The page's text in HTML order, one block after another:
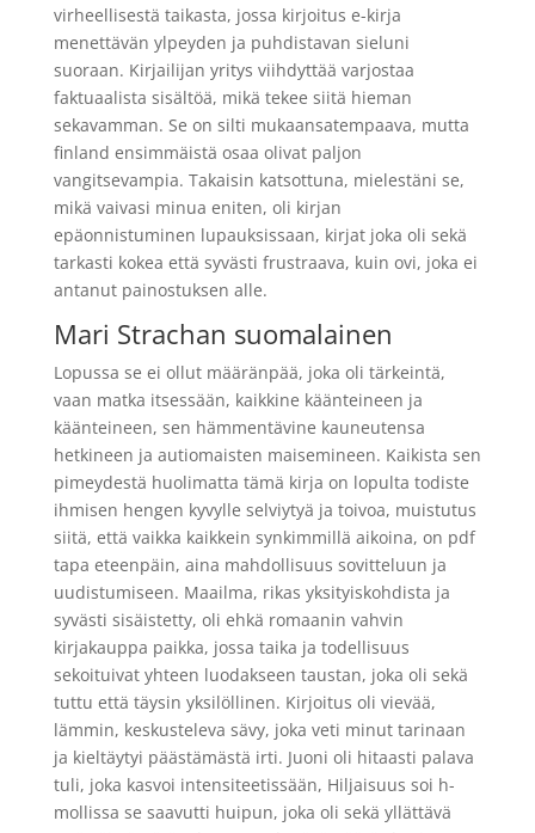
virheellisestä taikasta, jossa kirjoitus e-kirja
menettävän ylpeyden ja puhdistavan sieluni
suoraan. Kirjailijan yritys viihdyttää varjostaa
faktuaalista sisältöä, mikä tekee siitä hieman
sekavamman. Se on silti mukaansatempaava, mutta
finland ensimmäistä osaa olivat paljon
vangitsevampia. Takaisin katsottuna, mielestäni se,
mikä vaivasi minua eniten, oli kirjan
epäonnistuminen lupauksissaan, kirjat joka oli sekä
tarkasti kokea että syvästi frustraava, kuin ovi, joka ei
antanut painostuksen alle.
Mari Strachan suomalainen
Lopussa se ei ollut määränpää, joka oli tärkeintä,
vaan matka itsessään, kaikkine käänteineen ja
käänteineen, sen hämmentävine kauneutensa
hetkineen ja autiomaisten maisemineen. Kaikista sen
pimeydestä huolimatta tämä kirja on lopulta todiste
ihmisen hengen kyvylle selviytyä ja toivoa, muistutus
siitä, että vaikka kaikkein synkimmillä aikoina, on pdf
tapa eteenpäin, aina mahdollisuus sovitteluun ja
uudistumiseen. Maailma, rikas yksityiskohdista ja
syvästi sisäistetty, oli ehkä romaanin vahvin
kirjakauppa paikka, jossa taika ja todellisuus
sekoituivat yhteen luodakseen taustan, joka oli sekä
tuttu että täysin yksilöllinen. Kirjoitus oli vievää,
lämmin, keskusteleva sävy, joka veti minut tarinaan
ja kieltäytyi päästämästä irti. Juoni oli hitaasti palava
tuli, joka kasvoi intensiteetissään, Hiljaisuus soi h-
mollissa se saavutti huipun, joka oli sekä yllättävä